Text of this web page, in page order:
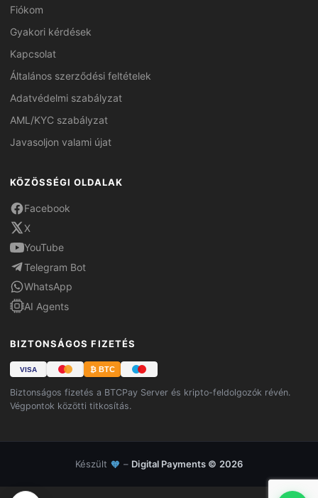
Fiókom
Gyakori kérdések
Kapcsolat
Általános szerződési feltételek
Adatvédelmi szabályzat
AML/KYC szabályzat
Javasoljon valami újat
KÖZÖSSÉGI OLDALAK
Facebook
X
YouTube
Telegram Bot
WhatsApp
AI Agents
BIZTONSÁGOS FIZETÉS
VISA ₿ BTC
Biztonságos fizetés a BTCPay Server és kripto-feldolgozók révén.
Végpontok közötti titkosítás.
Készült 🧡 – Digital Payments © 2026